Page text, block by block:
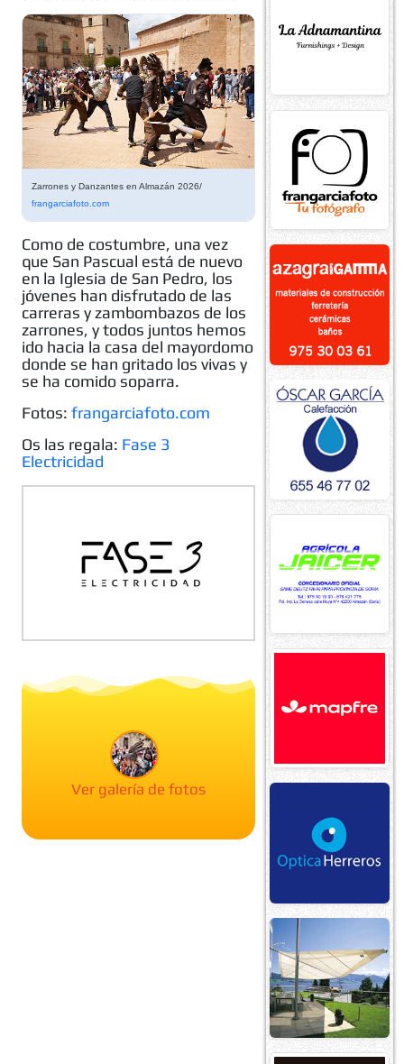
Zarrones y Danzantes en Almazán 2026/
frangarciafoto.com
Como de costumbre, una vez
que San Pascual está de nuevo
en la Iglesia de San Pedro, los
jóvenes han disfrutado de las
carreras y zambombazos de los
zarrones, y todos juntos hemos
ido hacia la casa del mayordomo
donde se han gritado los vivas y
se ha comido soparra.
Fotos: frangarciafoto.com
Os las regala: Fase 3
Electricidad
Ver galería de fotos